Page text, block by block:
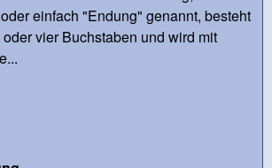
einfach "Endung" genannt, besteht
vier Buchstaben und wird mit